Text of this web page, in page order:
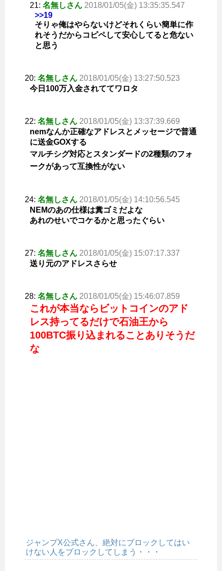
21: 名無しさん 2018/01/05(金) 13:35:35.547
>>19
そりゃ俺はやらないけどそれくらい簡単に作
れそうだからコピペして安心してると危ない
と思う
20: 名無しさん 2018/01/05(金) 13:27:50.523
今日100万入金されててワロタ
22: 名無しさん 2018/01/05(金) 13:37:39.669
nemなんか正確なアドレスとメッセージで普通
に送金GOXする
マルチシグ対応とスタンダードの2種類のフォ
ークがあって互換性がない
24: 名無しさん 2018/01/05(金) 14:10:56.545
NEMのあの仕様は糞ゴミだよな
あれのせいでコケるかと思ったぐらい
27: 名無しさん 2018/01/05(金) 15:07:17.337
送り元のアドレスさらせ
28: 名無しさん 2018/01/05(金) 15:46:07.859
これが本当ならビットコインのアド
レス持ってるだけで石油王から
100BTC振り込まれることありそうだ
な
ジャンプX公式さん、絶対にブロックしてはい
けない人をブロックしてしまう・・・